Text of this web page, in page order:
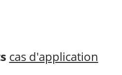
cas d'application